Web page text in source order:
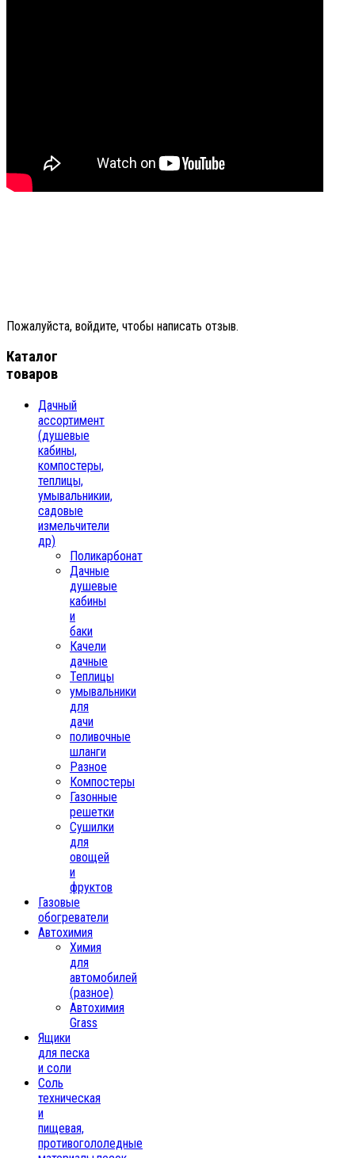
Пожалуйста, войдите, чтобы написать отзыв.
Каталог
товаров
Дачный
ассортимент
(душевые
кабины,
компостеры,
теплицы,
умывальникии,
садовые
измельчители
др)
Поликарбонат
Дачные
душевые
кабины
и
баки
Качели
дачные
Теплицы
умывальники
для
дачи
поливочные
шланги
Разное
Компостеры
Газонные
решетки
Сушилки
для
овощей
и
фруктов
Газовые
обогреватели
Автохимия
Химия
для
автомобилей
(разное)
Автохимия
Grass
Ящики
для песка
и соли
Соль
техническая
и
пищевая,
противогололедные